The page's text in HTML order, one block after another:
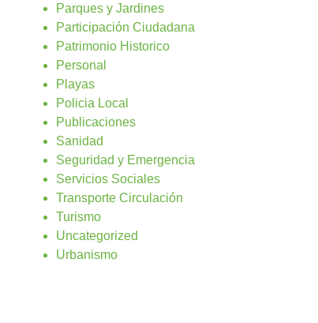
Parques y Jardines
Participación Ciudadana
Patrimonio Historico
Personal
Playas
Policia Local
Publicaciones
Sanidad
Seguridad y Emergencia
Servicios Sociales
Transporte Circulación
Turismo
Uncategorized
Urbanismo